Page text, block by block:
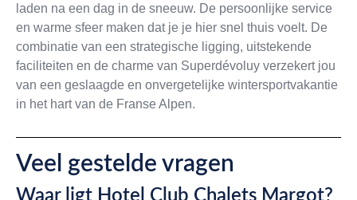
laden na een dag in de sneeuw. De persoonlijke service
en warme sfeer maken dat je je hier snel thuis voelt. De
combinatie van een strategische ligging, uitstekende
faciliteiten en de charme van Superdévoluy verzekert jou
van een geslaagde en onvergetelijke wintersportvakantie
in het hart van de Franse Alpen.
Veel gestelde vragen
Waar ligt Hotel Club Chalets Margot?